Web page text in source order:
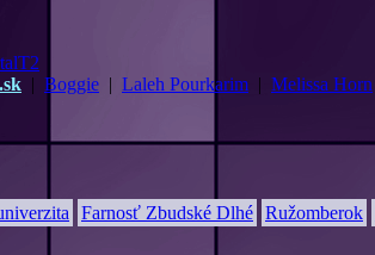
| Boggie | Laleh Pourkarim | Melissa Horn
Farnosť Zbudské Dlhé Ružomberok